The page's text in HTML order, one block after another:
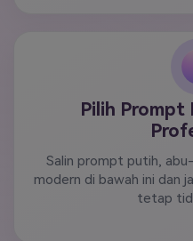
Pilih Prompt
Salin prompt putih,
modern di bawah ini dan
tetap